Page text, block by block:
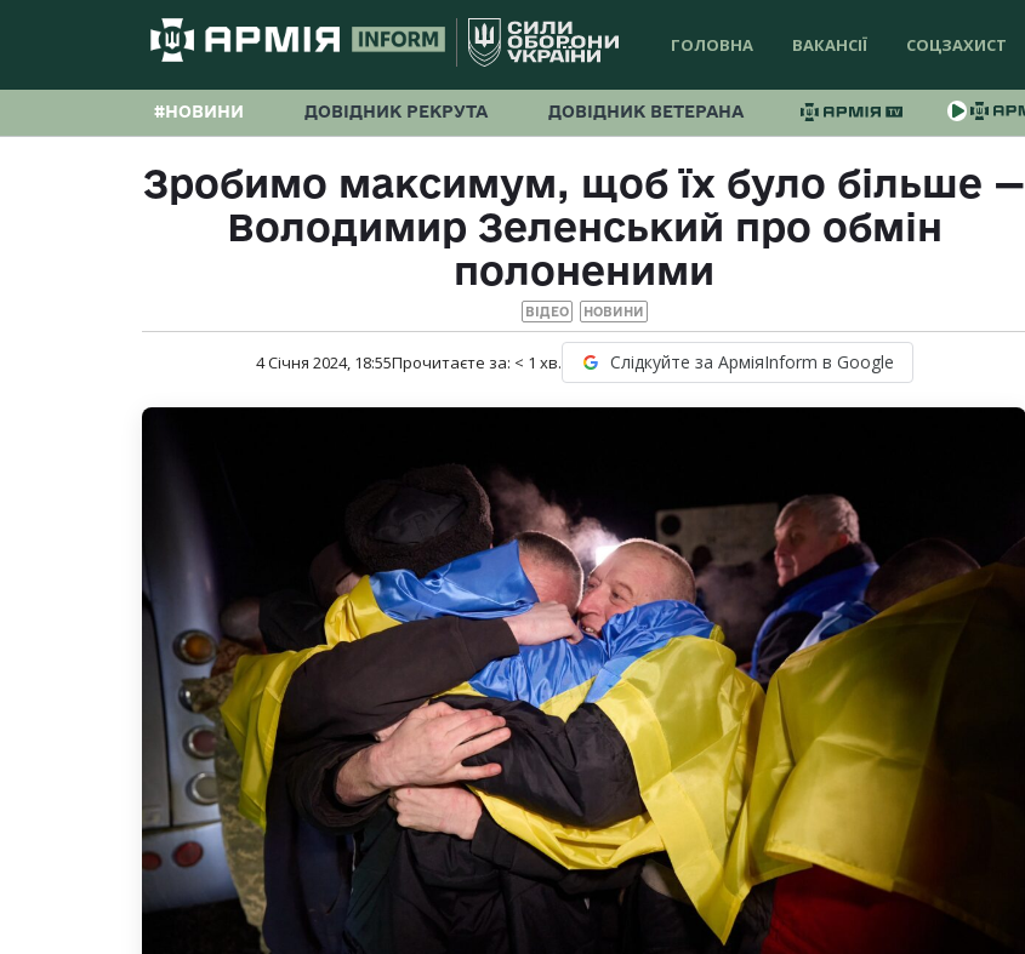
ГОЛОВНА ВАКАНСІЇ СОЦЗАХИСТ
#НОВИНИ ДОВІДНИК РЕКРУТА ДОВІДНИК ВЕТЕРАНА
Зробимо максимум, щоб їх було більше —
Володимир Зеленський про обмін
полоненими
ВІДЕО НОВИНИ
4 Січня 2024, 18:55Прочитаєте за: < 1 хв. Слідкуйте за АрміяInform в Google